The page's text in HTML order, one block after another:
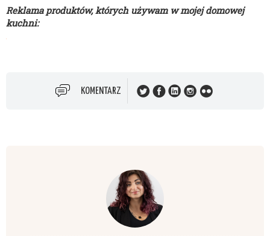
Reklama produktów, których używam w mojej domowej
kuchni:
KOMENTARZ